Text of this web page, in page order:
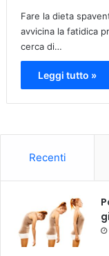
Fare la dieta
avvicina la fatidica
cerca di…
Leggi tutto »
Recenti